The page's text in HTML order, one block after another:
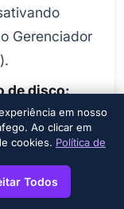
Gerenciador
de disco:
e discos
podem
do
inúteis
em nosso
Ao clicar em
cookies. Política de
Todos